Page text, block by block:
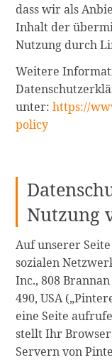
dass wir als
Inhalt der
Nutzung durch
Weitere
unter:https://
policy
Nutzung
Auf unserer
sozialen
Inc., 808
490, USA
eine Seite
stellt Ihr
Servern von